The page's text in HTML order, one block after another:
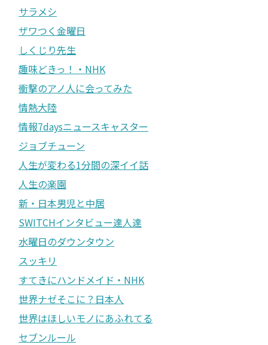
サラメシ
ザワつく金曜日
しくじり先生
趣味どきっ！・NHK
衝撃のアノ人に会ってみた
情熱大陸
情報7daysニュースキャスター
ジョブチューン
人生が変わる1分間の深イイ話
人生の楽園
新・日本男児と中居
SWITCHインタビュー達人達
水曜日のダウンタウン
スッキリ
すてきにハンドメイド・NHK
世界ナゼそこに？日本人
世界はほしいモノにあふれてる
セブンルール